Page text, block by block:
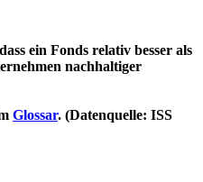
ein Fonds relativ besser als
nachhaltiger
Glossar. (Datenquelle: ISS